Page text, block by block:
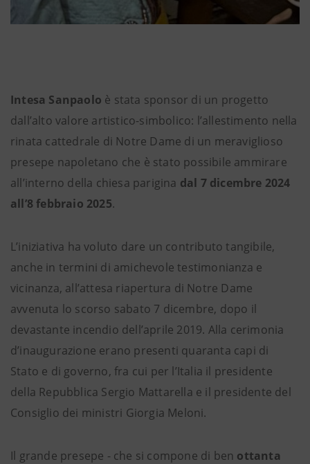
Intesa Sanpaolo è stata sponsor di un progetto
dall’alto valore artistico-simbolico: l’allestimento nella
rinata cattedrale di Notre Dame di un meraviglioso
presepe napoletano che è stato possibile ammirare
all’interno della chiesa parigina dal 7 dicembre 2024
all’8 febbraio 2025.
L’iniziativa ha voluto dare un contributo tangibile,
anche in termini di amichevole testimonianza e
vicinanza, all’attesa riapertura di Notre Dame
avvenuta lo scorso sabato 7 dicembre, dopo il
devastante incendio dell’aprile 2019. Alla cerimonia
d’inaugurazione erano presenti quaranta capi di
Stato e di governo, fra cui per l’Italia il presidente
della Repubblica Sergio Mattarella e il presidente del
Consiglio dei ministri Giorgia Meloni.
Il grande presepe - che si compone di ben ottanta